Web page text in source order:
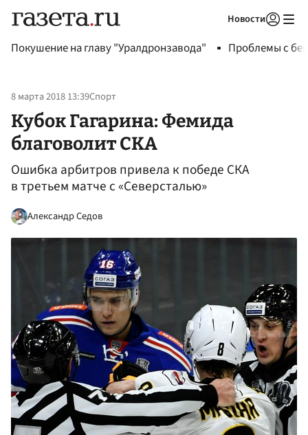
Новости
Покушение на главу "Уралдронзавода" Проблемы с
8 марта 2018 13:39Спорт
Кубок Гагарина: Фемида
благоволит СКА
Ошибка арбитров привела к победе СКА
в третьем матче с «Северсталью»
Александр Седов